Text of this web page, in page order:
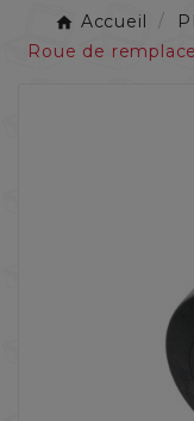
Accueil
Roue de